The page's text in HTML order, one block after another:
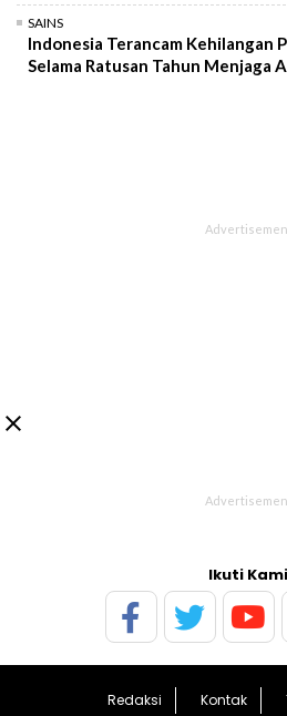
SAINS
Indonesia Terancam Kehilangan
Selama Ratusan Tahun Menjaga

Ikuti Kami
Redaksi Kontak